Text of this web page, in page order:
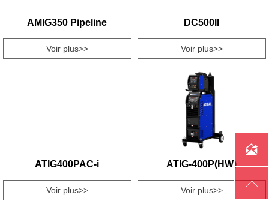
AMIG350 Pipeline
Voir plus>>
DC500II
Voir plus>>
ATIG400PAC-i
Voir plus>>
ATIG-400P(HW)
Voir plus>>

